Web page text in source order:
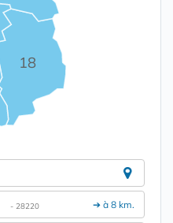
18
➔ à 8 km.
- 28220